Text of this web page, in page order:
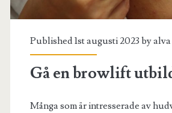
Published 1st augusti 2023 byalva
Gå en browlift
Många som är intresserade av